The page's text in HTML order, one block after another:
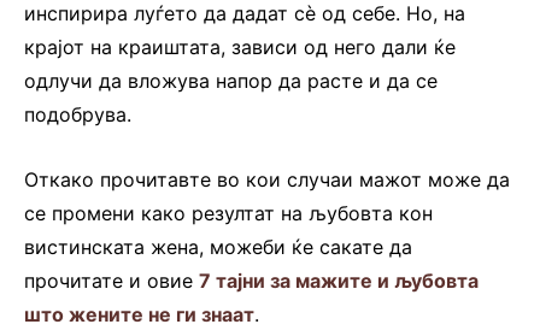
инспирира луѓето да дадат сè од себе. Но, на
крајот на краиштата, зависи од него дали ќе
одлучи да вложува напор да расте и да се
подобрува.
Откако прочитавте во кои случаи мажот може да
се промени како резултат на љубовта кон
вистинската жена, можеби ќе сакате да
прочитате и овие 7 тајни за мажите и љубовта
што жените не ги знаат.